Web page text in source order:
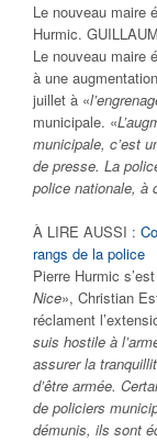
Le nouveau maire
Hurmic.
Le nouveau maire
à une
juillet à «
municipale. «
municipale, c’est
de presse. La
police nationale, à
À LIRE AUSSI :
rangs de la police
Pierre Hurmic
Nice», Christian
réclament
suis hostile à
assurer la
d’être armée.
de policiers
démunis, ils sont